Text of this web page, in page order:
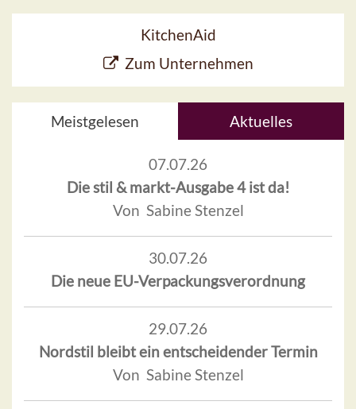
KitchenAid
Zum Unternehmen
Meistgelesen Aktuelles
07.07.26
Die stil & markt-Ausgabe 4 ist da!
Von Sabine Stenzel
30.07.26
Die neue EU-Verpackungsverordnung
29.07.26
Nordstil bleibt ein entscheidender Termin
Von Sabine Stenzel